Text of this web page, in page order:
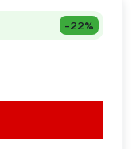
-22%